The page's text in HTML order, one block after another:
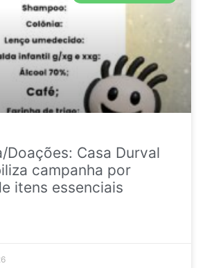
Doações: Casa Durval
campanha por
itens essenciais